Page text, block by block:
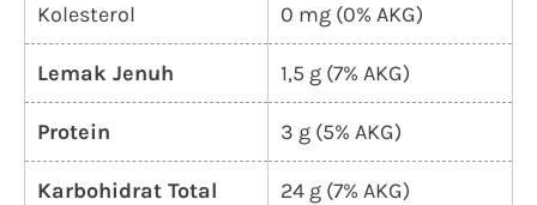
Kolesterol 0 mg (0% AKG)
Lemak Jenuh 1,5 g (7% AKG)
Protein 3 g (5% AKG)
Karbohidrat Total 24 g (7% AKG)